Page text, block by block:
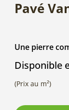
Pavé
Une pierre
Disponible
(Prix au m²)